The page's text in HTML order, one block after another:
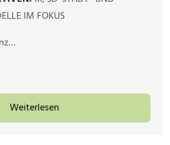
IM FOKUS
Weiterlesen